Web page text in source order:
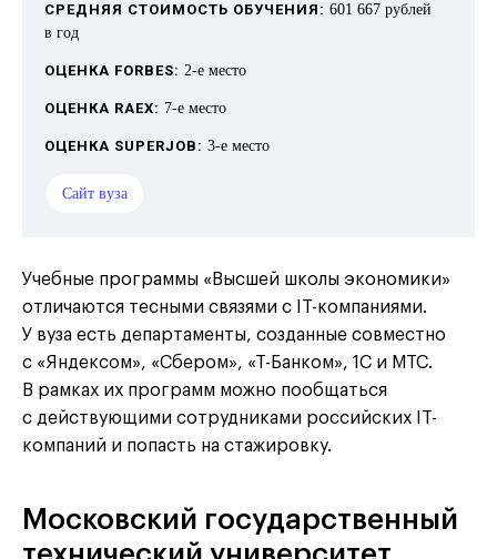
СРЕДНЯЯ СТОИМОСТЬ ОБУЧЕНИЯ: 601 667 рублей
в год
ОЦЕНКА FORBES: 2-е место
ОЦЕНКА RAEX: 7-е место
ОЦЕНКА SUPERJOB: 3-е место
Сайт вуза
Учебные программы «Высшей школы экономики»
отличаются тесными связями с IT-компаниями.
У вуза есть департаменты, созданные совместно
с «Яндексом», «Сбером», «Т-Банком», 1С и МТС.
В рамках их программ можно пообщаться
с действующими сотрудниками российских IT-
компаний и попасть на стажировку.
Московский государственный